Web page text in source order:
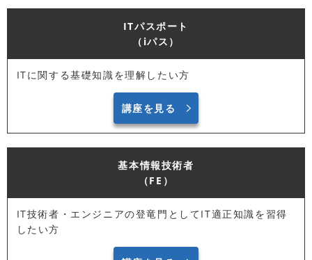
ITパスポート
（iパス）
ITに関する基礎知識を理解したい方
講座を見る
基本情報技術者
（FE）
IT技術者・エンジニアの登竜門としてIT適正知識を習得
したい方